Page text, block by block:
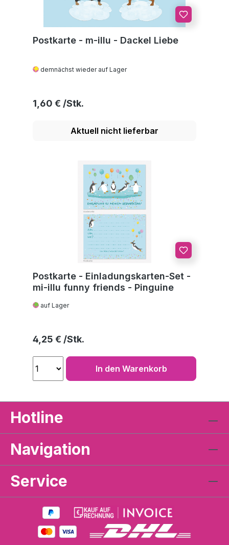
Postkarte - m-illu - Dackel Liebe
demnächst wieder auf Lager
Regulärer Preis:
1,60 €
Aktuell nicht lieferbar
Postkarte - Einladungskarten-Set -
mi-illu funny friends - Pinguine
auf Lager
Regulärer Preis:
4,25 €
In den Warenkorb
Hotline
Navigation
Service